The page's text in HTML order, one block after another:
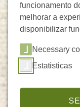
Óleo de Rosa
ELEGANTE
funcionamento
melhorar a
disponibilizar
Necessary
Estatisticas